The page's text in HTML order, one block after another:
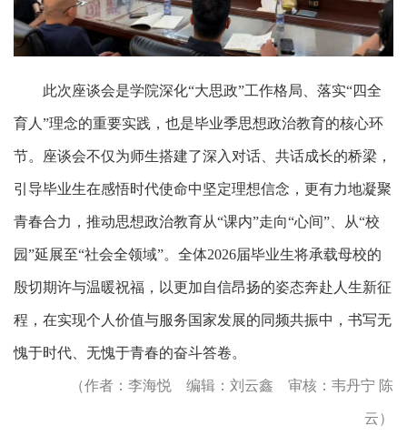
此次座谈会是学院深化“大思政”工作格局、落实“四全
育人”理念的重要实践，也是毕业季思想政治教育的核心环
节。座谈会不仅为师生搭建了深入对话、共话成长的桥梁，
引导毕业生在感悟时代使命中坚定理想信念，更有力地凝聚
青春合力，推动思想政治教育从“课内”走向“心间”、从“校
园”延展至“社会全领域”。全体2026届毕业生将承载母校的
殷切期许与温暖祝福，以更加自信昂扬的姿态奔赴人生新征
程，在实现个人价值与服务国家发展的同频共振中，书写无
愧于时代、无愧于青春的奋斗答卷。
（作者：李海悦 编辑：刘云鑫 审核：韦丹宁 陈
云）